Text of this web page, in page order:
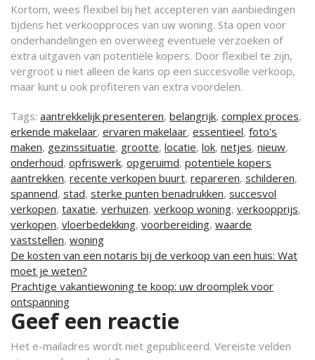
Kortom, wees flexibel bij het accepteren van aanbiedingen
tijdens het verkoopproces van uw woning. Sta open voor
onderhandelingen en overweeg eventuele verzoeken of
extra uitgaven van potentiële kopers. Door flexibel te zijn,
vergroot u niet alleen de kans op een succesvolle verkoop,
maar kunt u ook profiteren van extra voordelen.
Tags: aantrekkelijk presenteren, belangrijk, complex proces,
erkende makelaar, ervaren makelaar, essentieel, foto's
maken, gezinssituatie, grootte, locatie, lok, netjes, nieuw,
onderhoud, opfriswerk, opgeruimd, potentiële kopers
aantrekken, recente verkopen buurt, repareren, schilderen,
spannend, stad, sterke punten benadrukken, succesvol
verkopen, taxatie, verhuizen, verkoop woning, verkoopprijs,
verkopen, vloerbedekking, voorbereiding, waarde
vaststellen, woning
Berichtnavigatie
De kosten van een notaris bij de verkoop van een huis: Wat
moet je weten?
Prachtige vakantiewoning te koop: uw droomplek voor
ontspanning
Geef een reactie
Het e-mailadres wordt niet gepubliceerd. Vereiste velden